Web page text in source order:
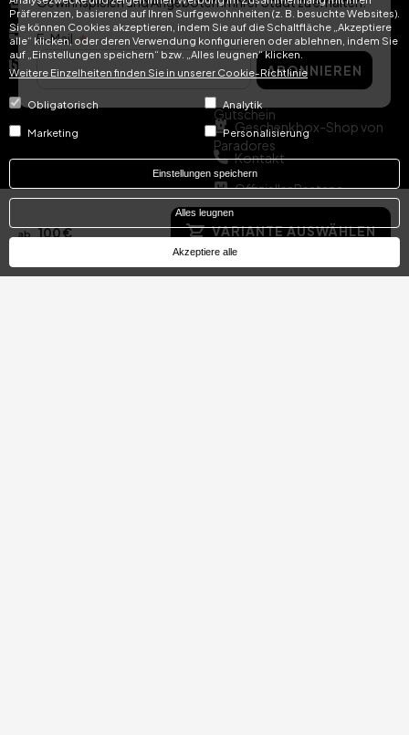
Präferenzen, basierend auf Ihren Surfgewohnheiten (z. B. besuchte Websites).
Sie können Cookies akzeptieren, indem Sie auf die Schaltfläche „Akzeptiere
alle“ klicken, oder deren Verwendung konfigurieren oder ablehnen, indem Sie
auf „Einstellungen speichern“ bzw. „Alles leugnen“ klicken.
Weitere Einzelheiten finden Sie in unserer Cookie-Richtlinie
Obligatorisch Analytik
Marketing Personalisierung
Einstellungen speichern
Alles leugnen
Akzeptiere alle
ab 100 € VARIANTE AUSWÄHLEN
Karriere
Business-Blog
Häufig gestellte Fragen
Blog
Gutschein
Geschenkbox-Shop von
Paradores
Kontakt
Offizieller Pestana-
Gutscheinshop
Gutscheinshop
Soziale Medien Ihre Sprache
E-Mail
ABONNIEREN